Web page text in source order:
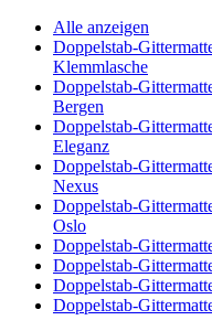
Alle anzeigen
Doppelstab-
Klemmlasche
Doppelstab-
Bergen
Doppelstab-
Eleganz
Doppelstab-
Nexus
Doppelstab-
Oslo
Doppelstab-
Doppelstab-
Doppelstab-
Doppelstab-